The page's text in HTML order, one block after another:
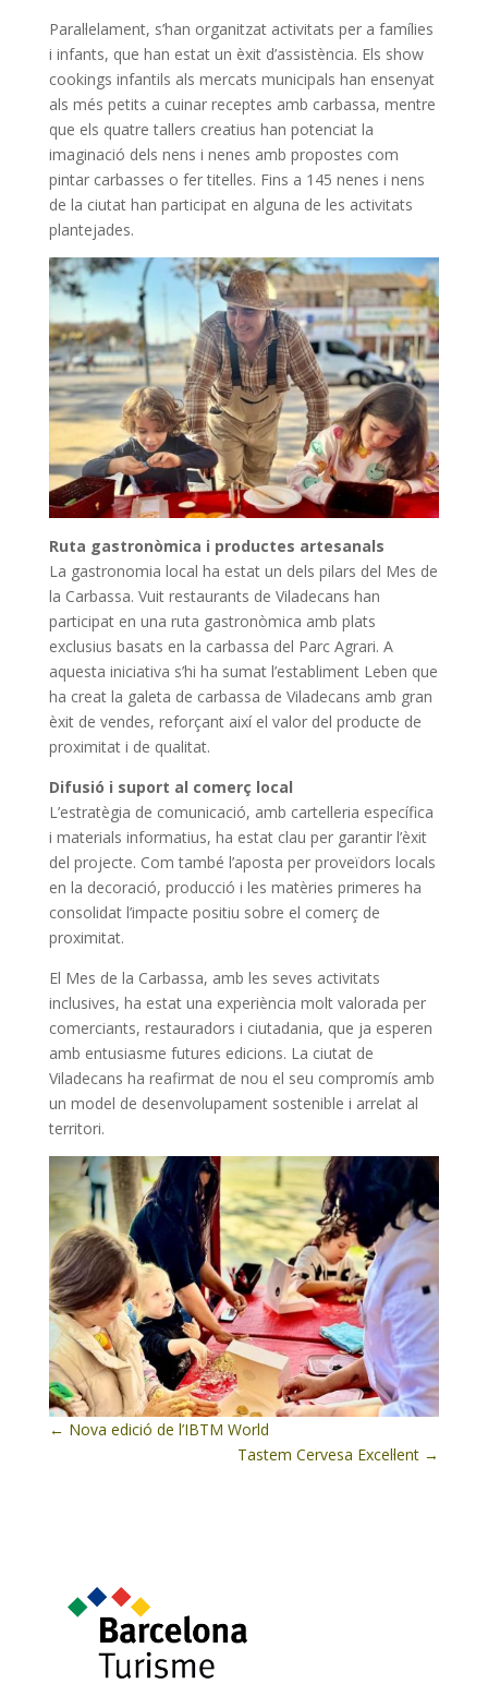
Paral·lelament, s’han organitzat activitats per a famílies
i infants, que han estat un èxit d’assistència. Els show
cookings infantils als mercats municipals han ensenyat
als més petits a cuinar receptes amb carbassa, mentre
que els quatre tallers creatius han potenciat la
imaginació dels nens i nenes amb propostes com
pintar carbasses o fer titelles. Fins a 145 nenes i nens
de la ciutat han participat en alguna de les activitats
plantejades.
Ruta gastronòmica i productes artesanals
La gastronomia local ha estat un dels pilars del Mes de
la Carbassa. Vuit restaurants de Viladecans han
participat en una ruta gastronòmica amb plats
exclusius basats en la carbassa del Parc Agrari. A
aquesta iniciativa s’hi ha sumat l’establiment Leben que
ha creat la galeta de carbassa de Viladecans amb gran
èxit de vendes, reforçant així el valor del producte de
proximitat i de qualitat.
Difusió i suport al comerç local
L’estratègia de comunicació, amb cartelleria específica
i materials informatius, ha estat clau per garantir l’èxit
del projecte. Com també l’aposta per proveïdors locals
en la decoració, producció i les matèries primeres ha
consolidat l’impacte positiu sobre el comerç de
proximitat.
El Mes de la Carbassa, amb les seves activitats
inclusives, ha estat una experiència molt valorada per
comerciants, restauradors i ciutadania, que ja esperen
amb entusiasme futures edicions. La ciutat de
Viladecans ha reafirmat de nou el seu compromís amb
un model de desenvolupament sostenible i arrelat al
territori.
← Nova edició de l’IBTM World
Tastem Cervesa Excel·lent →